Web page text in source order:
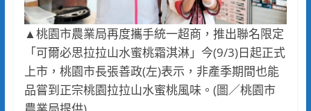
▲桃園市農業局再度攜手統一超商，推出聯名限定
「可爾必思拉拉山水蜜桃霜淇淋」今(9/3)日起正式
上市，桃園市長張善政(左)表示，非產季期間也能
品嘗到正宗桃園拉拉山水蜜桃風味。(圖／桃園市